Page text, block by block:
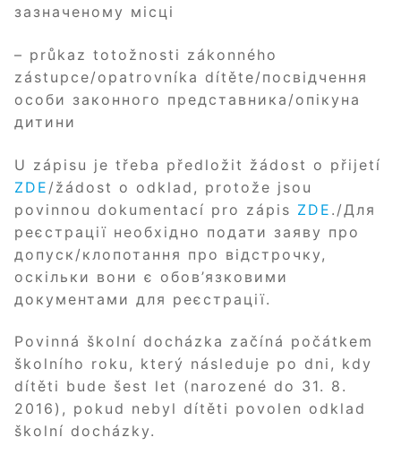
зазначеному місці
– průkaz totožnosti zákonného
zástupce/opatrovníka dítěte/посвідчення
особи законного представника/опікуна
дитини
U zápisu je třeba předložit žádost o přijetí
ZDE /žádost o odklad, protože jsou
povinnou dokumentací pro zápis ZDE ./Для
реєстрації необхідно подати заяву про
допуск/клопотання про відстрочку,
оскільки вони є обов’язковими
документами для реєстрації.
Povinná školní docházka začíná počátkem
školního roku, který následuje po dni, kdy
dítěti bude šest let (narozené do 31. 8.
2016), pokud nebyl dítěti povolen odklad
školní docházky.